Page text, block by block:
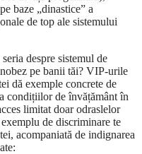
baze „dinastice” a
de top ale sistemului
despre sistemul de
pe banii tăi? VIP-urile
dă exemple concrete de
condițiilor de învățământ în
limitat doar odraslelor
de discriminare te
acompaniată de indignarea